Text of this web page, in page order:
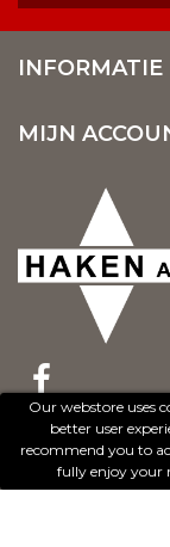
Our webstore uses
better user
recommend you to
fully enjoy your
INFORMATIE
MIJN
© 2017 -
Création